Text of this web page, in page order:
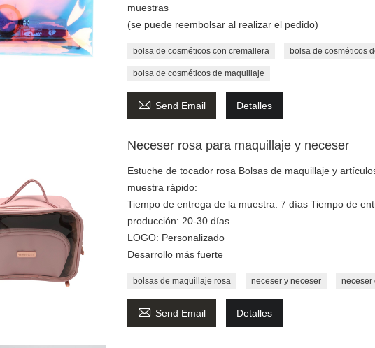
muestras
(se puede reembolsar al realizar el pedido)
bolsa de cosméticos con cremallera bolsa de cosméticos
bolsa de cosméticos de maquillaje
 Send Email Detalles
Neceser rosa para maquillaje y neceser
Estuche de tocador rosa Bolsas de maquillaje y
muestra rápido:
Tiempo de entrega de la muestra: 7 días Tiempo de
producción: 20-30 días
LOGO: Personalizado
Desarrollo más fuerte
bolsas de maquillaje rosa neceser y neceser neceser
 Send Email Detalles